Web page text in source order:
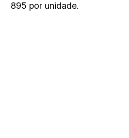
895 por unidade.